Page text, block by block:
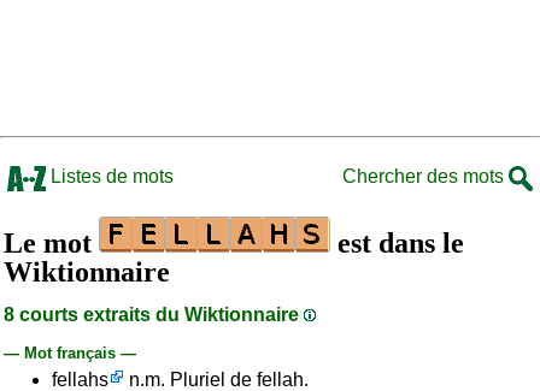
Listes de mots Chercher des mots
Le mot
est dans le
Wiktionnaire
8 courts extraits du Wiktionnaire
— Mot français —
fellahs n.m. Pluriel de fellah.